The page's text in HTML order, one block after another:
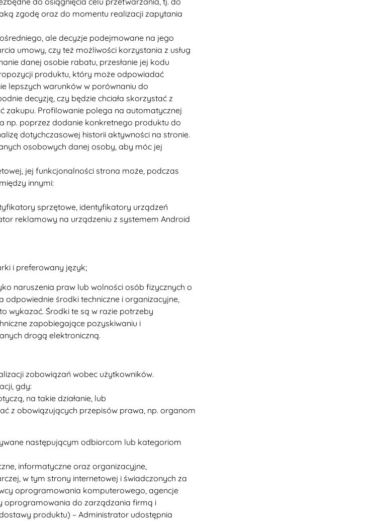
zgodę oraz do momentu realizacji zapytania
ale decyzje podejmowane na jego
umowy, czy też możliwości korzystania z usług
danej osobie rabatu, przesłanie jej kodu
produktu, który może odpowiadać
lepszych warunków w porównaniu do
decyzję, czy będzie chciała skorzystać z
zakupu. Profilowanie polega na automatycznej
np. poprzez dodanie konkretnego produktu do
dotychczasowej historii aktywności na stronie.
osobowych danej osoby, aby móc jej
jej funkcjonalności strona może, podczas
innymi:
sprzętowe, identyfikatory urządzeń
reklamowy na urządzeniu z systemem Android
i preferowany język;
naruszenia praw lub wolności osób fizycznych o
środki techniczne i organizacyjne,
wykazać. Środki te są w razie potrzeby
zapobiegające pozyskiwaniu i
drogą elektroniczną.
zobowiązań wobec użytkowników.
gdy:
na takie działanie, lub
z obowiązujących przepisów prawa, np. organom
następującym odbiorcom lub kategoriom
informatyczne oraz organizacyjne,
w tym strony internetowej i świadczonych za
oprogramowania komputerowego, agencje
oprogramowania do zarządzania firmą i
produktu) – Administrator udostępnia